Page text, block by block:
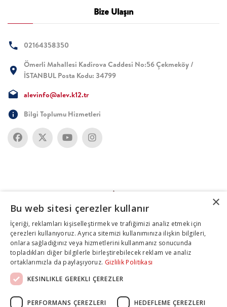
Bize Ulaşın
02164358350
Ömerli Mahallesi Kadirova Caddesi No:56 Çekmeköy /
İSTANBUL Posta Kodu: 34799
alevinfo@alev.k12.tr
Bilgi Toplumu Hizmetleri
×
Bu web sitesi çerezler kullanır
İçeriği, reklamları kişiselleştirmek ve trafiğimizi analiz etmek için
çerezleri kullanıyoruz. Ayrıca sitemizi kullanımınıza ilişkin bilgileri,
onlara sağladığınız veya hizmetlerini kullanmanız sonucunda
topladıkları diğer bilgilerle birleştirebilecek reklam ve analiz
ortaklarımızla da paylaşıyoruz. Gizlilik Politikası
KESINLIKLE GEREKLI ÇEREZLER
PERFORMANS ÇEREZLERI HEDEFLEME ÇEREZLERI